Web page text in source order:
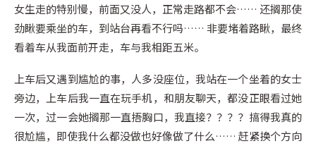
女生走的特别慢，前面又没人，正常走路都不会…… 还搁那使
劲瞅要乘坐的车，到站台再看不行吗…… 非要堵着路瞅，最终
看着车从我面前开走，车与我相距五米。
上车后又遇到尴尬的事，人多没座位，我站在一个坐着的女士
旁边，上车后我一直在玩手机，和朋友聊天，都没正眼看过她
一次，过一会她搁那一直捂胸口，我直接？？？？搞得我真的
很尬尴，即使我什么都没做也好像做了什么…… 赶紧换个方向